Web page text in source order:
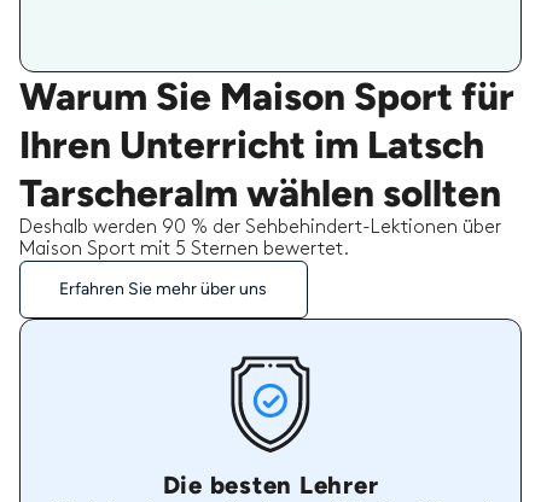
Warum Sie Maison Sport für
Ihren Unterricht im Latsch
Tarscheralm wählen sollten
Deshalb werden 90 % der Sehbehindert-Lektionen über
Maison Sport mit 5 Sternen bewertet.
Erfahren Sie mehr über uns
Die besten Lehrer